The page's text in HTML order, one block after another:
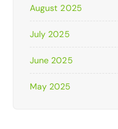
August 2025
July 2025
June 2025
May 2025